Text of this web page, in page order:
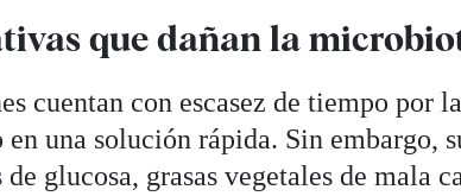
que dañan la
cuentan con escasez de tiempo por
una solución rápida. Sin embargo,
de glucosa, grasas vegetales de mala